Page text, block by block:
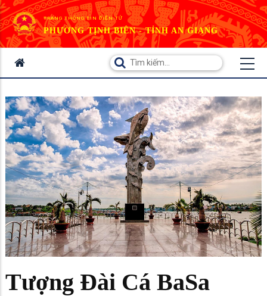
TRANG THÔNG TIN ĐIỆN TỬ
PHƯỜNG TỊNH BIÊN - TỈNH AN GIANG
Tượng Đài Cá BaSa